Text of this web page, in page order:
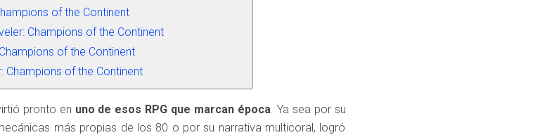
of the Continent
Champions of the Continent
of the Continent
Champions of the Continent
pronto en uno de esos RPG que marcan época . Ya sea por su
más propias de los 80 o por su narrativa multicoral, logró